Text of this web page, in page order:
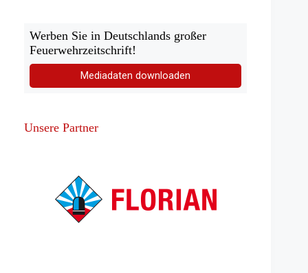
Werben Sie in Deutschlands großer
Feuerwehrzeitschrift!
Mediadaten downloaden
Unsere Partner